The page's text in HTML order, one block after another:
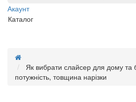
Акаунт
Каталог
Як вибрати слайсер для дому та
потужність, товщина нарізки